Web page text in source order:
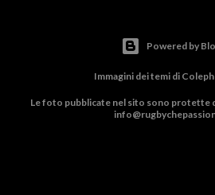
Powered by
Immagini dei temi di
Le foto pubblicate nel sito sono protette